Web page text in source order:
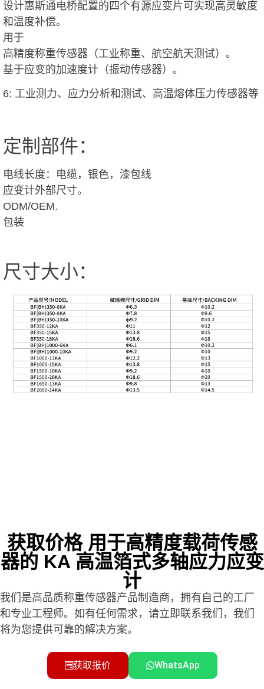
设计惠斯通电桥配置的四个有源应变片可实现高灵敏度
和温度补偿。
用于
高精度称重传感器（工业称重、航空航天测试）。
基于应变的加速度计（振动传感器）。
6: 工业测力、应力分析和测试、高温熔体压力传感器等
定制部件：
电线长度：电缆，银色，漆包线
应变计外部尺寸。
ODM/OEM.
包装
尺寸大小：
获取价格 用于高精度载荷传感
器的 KA 高温箔式多轴应力应变
计
我们是高品质称重传感器产品制造商，拥有自己的工厂
和专业工程师。如有任何需求，请立即联系我们，我们
将为您提供可靠的解决方案。
获取报价 WhatsApp